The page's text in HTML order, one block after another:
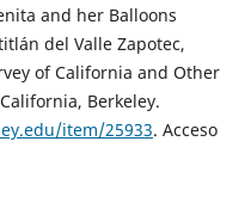
and her Balloons
del Valle Zapotec,
of California and Other
Berkeley.
item/25933. Acceso